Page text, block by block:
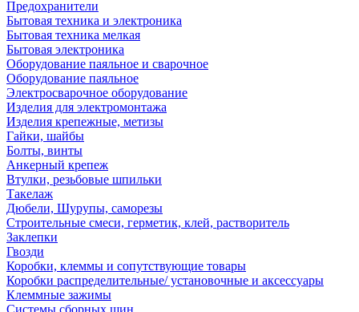
Предохранители
Бытовая техника и электроника
Бытовая техника мелкая
Бытовая электроника
Оборудование паяльное и сварочное
Оборудование паяльное
Электросварочное оборудование
Изделия для электромонтажа
Изделия крепежные, метизы
Гайки, шайбы
Болты, винты
Анкерный крепеж
Втулки, резьбовые шпильки
Такелаж
Дюбели, Шурупы, саморезы
Строительные смеси, герметик, клей, растворитель
Заклепки
Гвозди
Коробки, клеммы и сопутствующие товары
Коробки распределительные/ установочные и аксессуары
Клеммные зажимы
Системы сборных шин